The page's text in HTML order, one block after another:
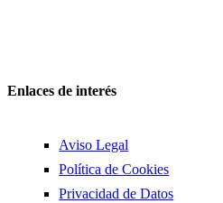
Enlaces de interés
Aviso Legal
Política de Cookies
Privacidad de Datos